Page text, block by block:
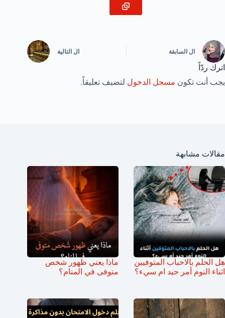
ال السابقة ال التالية
اترك ردّاً
يجب أنت تكون مسجل الدخول لتضيف تعليقاً.
مقالات مشابهة
هل الحلم بالاحباب المتوفيين
اثناء النوم أمر جيد ام سيء؟
ماذا يعني ظهور شخص
متوفى في المنام؟